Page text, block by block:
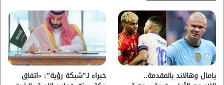
ب
و
ك
ي
ب
ت
ق
ر
ا
يامال وهالاند بالمقدمة.. خبراء لـ”شبكة رؤية”: «اتفاق